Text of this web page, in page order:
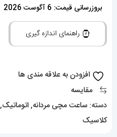
مردانه
تیسوت
اتومات
TISSOT
PRX
بروزرسانی قیمت: 6 آگوست 2026
راهنمای اندازه گیری
افزودن به علاقه مندی ها
مقایسه
دسته: ساعت مچی مردانه,اتوماتیک
کلاسیک